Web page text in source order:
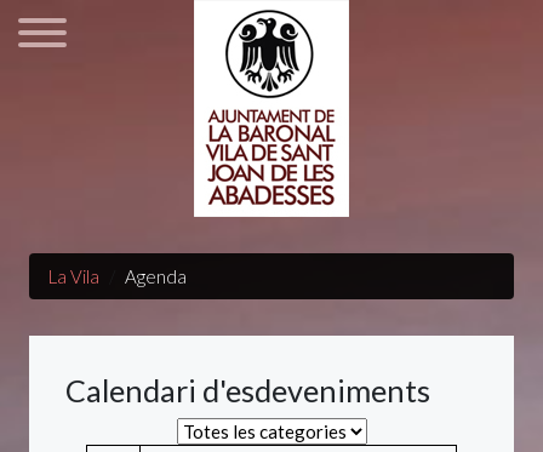
La Vila Agenda
Calendari d'esdeveniments
Select a Category to filter list